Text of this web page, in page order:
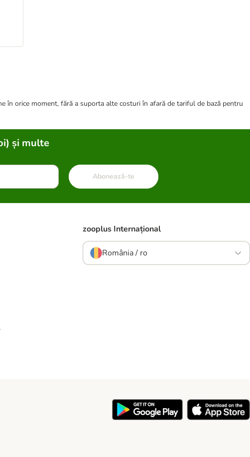
orice moment, fără a suporta alte costuri în afară de tariful de bază pentru
și multe
Abonează-te
zooplus Internațional
România / ro